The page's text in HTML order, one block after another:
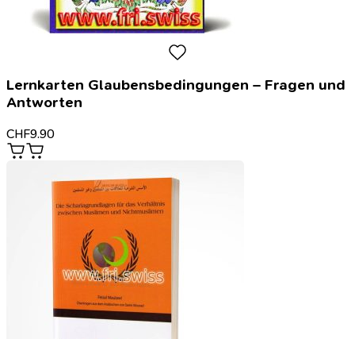
Lernkarten Glaubensbedingungen – Fragen und
Antworten
CHF9.90